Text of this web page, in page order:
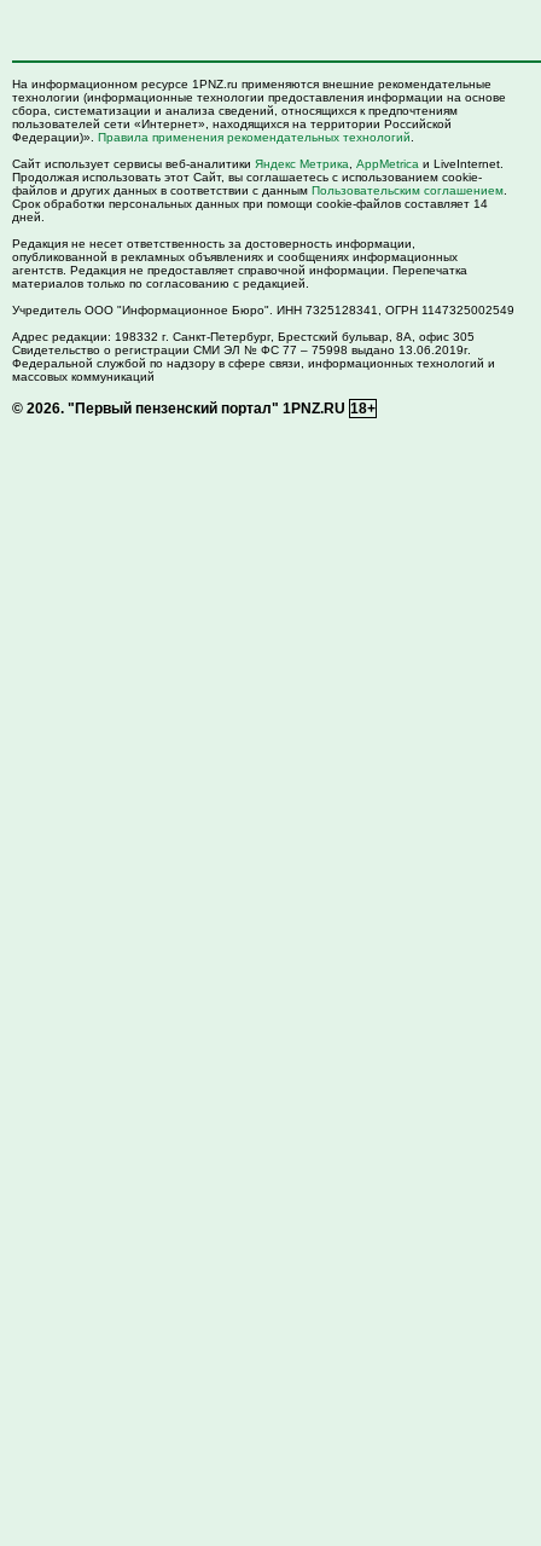
На информационном ресурсе 1PNZ.ru применяются внешние рекомендательные
технологии (информационные технологии предоставления информации на основе
сбора, систематизации и анализа сведений, относящихся к предпочтениям
пользователей сети «Интернет», находящихся на территории Российской
Федерации)». Правила применения рекомендательных технологий
Сайт использует сервисы веб-аналитики Яндекс Метрика AppMetrica и LiveInternet.
Продолжая использовать этот Сайт, вы соглашаетесь с использованием cookie-
файлов и других данных в соответствии с данным Пользовательским соглашением
Срок обработки персональных данных при помощи cookie-файлов составляет 14
дней.
Редакция не несет ответственность за достоверность информации,
опубликованной в рекламных объявлениях и сообщениях информационных
агентств. Редакция не предоставляет справочной информации. Перепечатка
материалов только по согласованию с редакцией.
Учредитель ООО "Информационное Бюро". ИНН 7325128341, ОГРН 1147325002549
Адрес редакции: 198332 г. Санкт-Петербург, Брестский бульвар, 8А, офис 305
Свидетельство о регистрации СМИ ЭЛ № ФС 77 – 75998 выдано 13.06.2019г.
Федеральной службой по надзору в сфере связи, информационных технологий и
массовых коммуникаций
© 2026. "Первый пензенский портал" 1PNZ.RU 18+